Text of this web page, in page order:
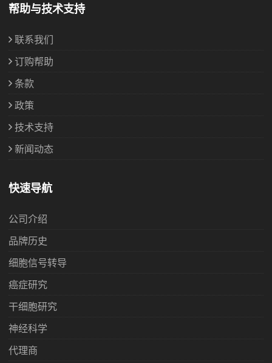
帮助与技术支持
联系我们
订购帮助
条款
政策
技术支持
新闻动态
快速导航
公司介绍
品牌历史
细胞信号转导
癌症研究
干细胞研究
神经科学
代理商